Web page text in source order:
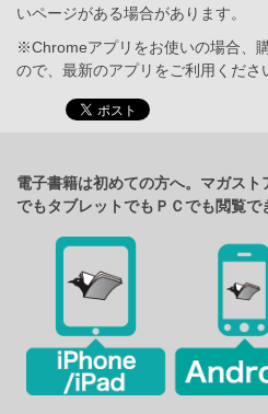
いページがある場合があります。
※Chromeアプリをお使いの場合、
ので、最新のアプリをご利用くださ
電子書籍は初めての方へ。マガス
でもタブレットでもＰＣでも閲覧で